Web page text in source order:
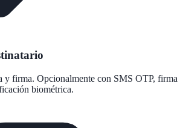
y firma. Opcionalmente con SMS OTP, firma
biométrica.